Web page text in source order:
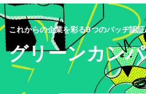
これからの企業を彩る9つのバッヂ認
グリーンカン